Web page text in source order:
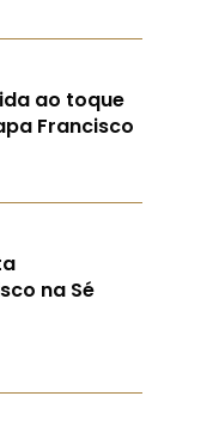
ao toque
Francisco
na Sé